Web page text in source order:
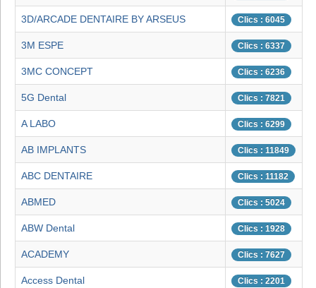
3D/ARCADE DENTAIRE BY ARSEUS Clics : 6045
3M ESPE Clics : 6337
3MC CONCEPT Clics : 6236
5G Dental Clics : 7821
A LABO Clics : 6299
AB IMPLANTS Clics : 11849
ABC DENTAIRE Clics : 11182
ABMED Clics : 5024
ABW Dental Clics : 1928
ACADEMY Clics : 7627
Access Dental Clics : 2201